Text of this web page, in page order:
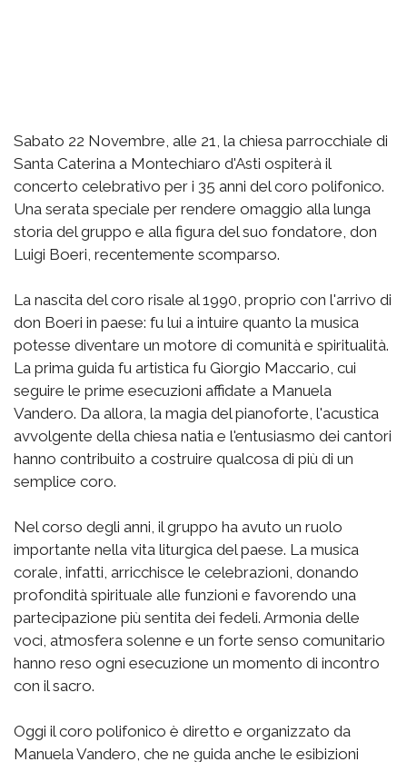
Sabato 22 Novembre, alle 21, la chiesa parrocchiale di
Santa Caterina a Montechiaro d'Asti ospiterà il
concerto celebrativo per i 35 anni del coro polifonico.
Una serata speciale per rendere omaggio alla lunga
storia del gruppo e alla figura del suo fondatore, don
Luigi Boeri, recentemente scomparso.
La nascita del coro risale al 1990, proprio con l'arrivo di
don Boeri in paese: fu lui a intuire quanto la musica
potesse diventare un motore di comunità e spiritualità.
La prima guida fu artistica fu Giorgio Maccario, cui
seguire le prime esecuzioni affidate a Manuela
Vandero. Da allora, la magia del pianoforte, l'acustica
avvolgente della chiesa natia e l'entusiasmo dei cantori
hanno contribuito a costruire qualcosa di più di un
semplice coro.
Nel corso degli anni, il gruppo ha avuto un ruolo
importante nella vita liturgica del paese. La musica
corale, infatti, arricchisce le celebrazioni, donando
profondità spirituale alle funzioni e favorendo una
partecipazione più sentita dei fedeli. Armonia delle
voci, atmosfera solenne e un forte senso comunitario
hanno reso ogni esecuzione un momento di incontro
con il sacro.
Oggi il coro polifonico è diretto e organizzato da
Manuela Vandero, che ne guida anche le esibizioni